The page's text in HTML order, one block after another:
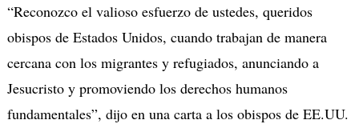
“Reconozco el valioso esfuerzo de ustedes, queridos
obispos de Estados Unidos, cuando trabajan de manera
cercana con los migrantes y refugiados, anunciando a
Jesucristo y promoviendo los derechos humanos
fundamentales”, dijo en una carta a los obispos de EE.UU.